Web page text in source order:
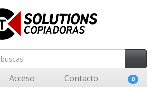
Acceso Contacto 0